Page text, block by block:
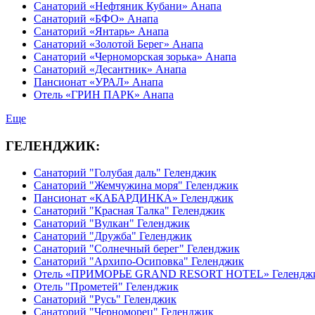
Санаторий «Нефтяник Кубани» Анапа
Санаторий «БФО» Анапа
Санаторий «Янтарь» Анапа
Санаторий «Золотой Берег» Анапа
Санаторий «Черноморская зорька» Анапа
Санаторий «Десантник» Анапа
Пансионат «УРАЛ» Анапа
Отель «ГРИН ПАРК» Анапа
Еще
ГЕЛЕНДЖИК:
Санаторий "Голубая даль" Геленджик
Санаторий "Жемчужина моря" Геленджик
Пансионат «КАБАРДИНКА» Геленджик
Санаторий "Красная Талка" Геленджик
Санаторий "Вулкан" Геленджик
Санаторий "Дружба" Геленджик
Санаторий "Солнечный берег" Геленджик
Санаторий "Архипо-Осиповка" Геленджик
Отель «ПРИМОРЬЕ GRAND RESORT HOTEL»
Отель "Прометей" Геленджик
Санаторий "Русь" Геленджик
Санаторий "Черноморец" Геленджик